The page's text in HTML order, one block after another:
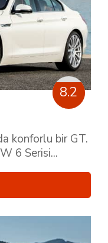
8.2
konforlu bir GT.
6 Serisi...